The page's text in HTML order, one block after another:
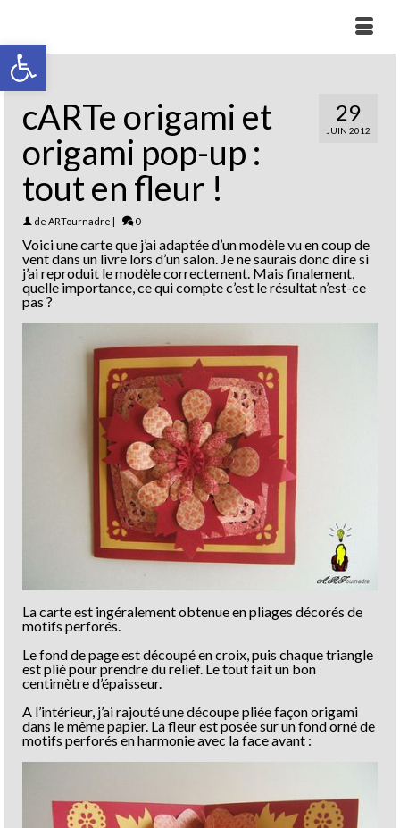
Ouvrir la barre d’outils
29
JUIN 2012
cARTe origami et
origami pop-up :
tout en fleur !
de ARTournadre | 0
Voici une carte que j’ai adaptée d’un modèle vu en coup de
vent dans un livre lors d’un salon. Je ne saurais donc dire si
j’ai reproduit le modèle correctement. Mais finalement,
quelle importance, ce qui compte c’est le résultat n’est-ce
pas ?
La carte est ingéralement obtenue en pliages décorés de
motifs perforés.
Le fond de page est découpé en croix, puis chaque triangle
est plié pour prendre du relief. Le tout fait un bon
centimètre d’épaisseur.
A l’intérieur, j’ai rajouté une découpe pliée façon origami
dans le même papier. La fleur est posée sur un fond orné de
motifs perforés en harmonie avec la face avant :